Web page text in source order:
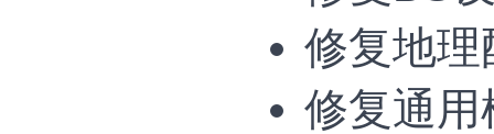
修复地理
修复通用